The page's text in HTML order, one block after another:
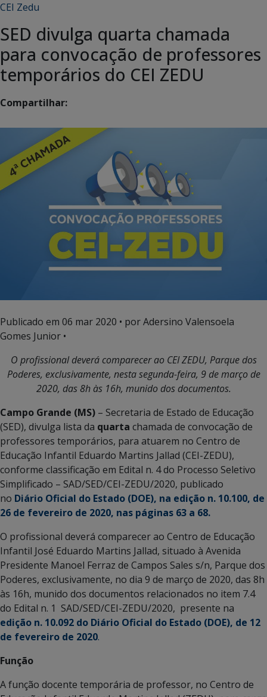
CEI Zedu
SED divulga quarta chamada
para convocação de professores
temporários do CEI ZEDU
Compartilhar:
Publicado em 06 mar 2020 • por Adersino Valensoela
Gomes Junior •
O profissional deverá comparecer ao CEI ZEDU, Parque dos
Poderes, exclusivamente, nesta segunda-feira, 9 de março de
2020, das 8h às 16h, munido dos documentos.
Campo Grande (MS) – Secretaria de Estado de Educação
(SED), divulga lista da quarta chamada de convocação de
professores temporários, para atuarem no Centro de
Educação Infantil Eduardo Martins Jallad (CEI-ZEDU),
conforme classificação em Edital n. 4 do Processo Seletivo
Simplificado – SAD/SED/CEI-ZEDU/2020, publicado
no Diário Oficial do Estado (DOE), na edição n. 10.100, de
26 de fevereiro de 2020, nas páginas 63 a 68.
O profissional deverá comparecer ao Centro de Educação
Infantil José Eduardo Martins Jallad, situado à Avenida
Presidente Manoel Ferraz de Campos Sales s/n, Parque dos
Poderes, exclusivamente, no dia 9 de março de 2020, das 8h
às 16h, munido dos documentos relacionados no item 7.4
do Edital n. 1 SAD/SED/CEI-ZEDU/2020, presente na
edição n. 10.092 do Diário Oficial do Estado (DOE), de 12
de fevereiro de 2020.
Função
A função docente temporária de professor, no Centro de